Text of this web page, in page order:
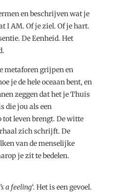
en beschrijven wat je
I AM. Of je ziel. Of je hart.
De Eenheid. Het
metaforen grijpen en
je de hele oceaan bent, en
zeggen dat het je Thuis
die jou als een
leven brengt. De witte
zich schrijft. De
van de menselijke
je zit te bedelen.
a feeling‘. Het is een gevoel.